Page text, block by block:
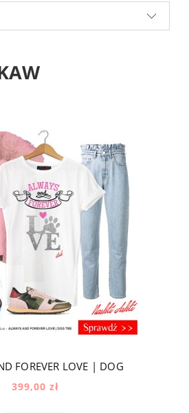
FOREVER LOVE | DOG
399,00 zł